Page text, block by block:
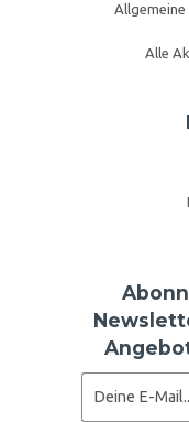
Allgemeine
Alle